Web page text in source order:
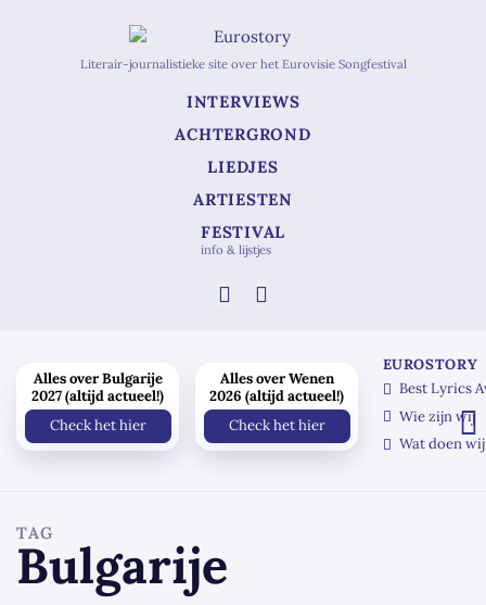
Literair-journalistieke site over het Eurovisie Songfestival
INTERVIEWS
ACHTERGROND
LIEDJES
ARTIESTEN
FESTIVAL
info & lijstjes
TAG
Bulgarije
Alles over Bulgarije
2027 (altijd actueel!)
Check het hier
Alles over Wenen
2026 (altijd actueel!)
Check het hier
EUROSTORY
Best Lyrics
Wie zijn wij
Wat doen wij